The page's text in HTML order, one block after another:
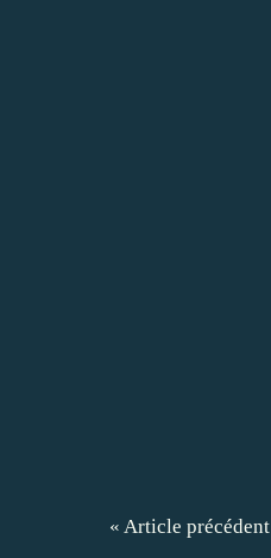
« Article précédent